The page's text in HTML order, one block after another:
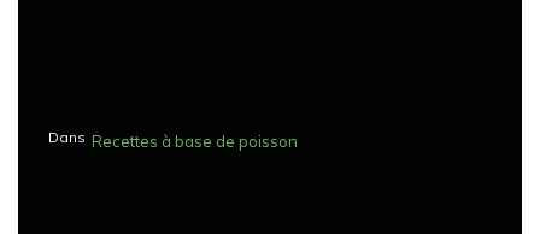
Dans Recettes à base de poisson